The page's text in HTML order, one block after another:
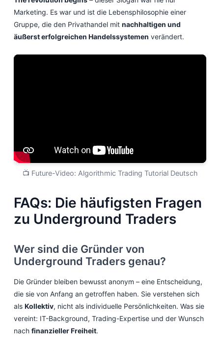
Marketing. Es war und ist die Lebensphilosophie einer
Gruppe, die den Privathandel mit nachhaltigen und
äußerst erfolgreichen Handelssystemen verändert.
📺 Future-Video: Algorithmic Trading Tutorial Deutsch
FAQs: Die häufigsten Fragen
zu Underground Traders
Wer sind die Gründer von
Underground Traders genau?
Die Gründer bleiben bewusst anonym – eine Entscheidung,
die sie von Anfang an getroffen haben. Sie verstehen sich
als Kollektiv, nicht als individuelle Persönlichkeiten. Was sie
vereint: IT-Background, Trading-Expertise und der Wunsch
nach finanzieller Freiheit.